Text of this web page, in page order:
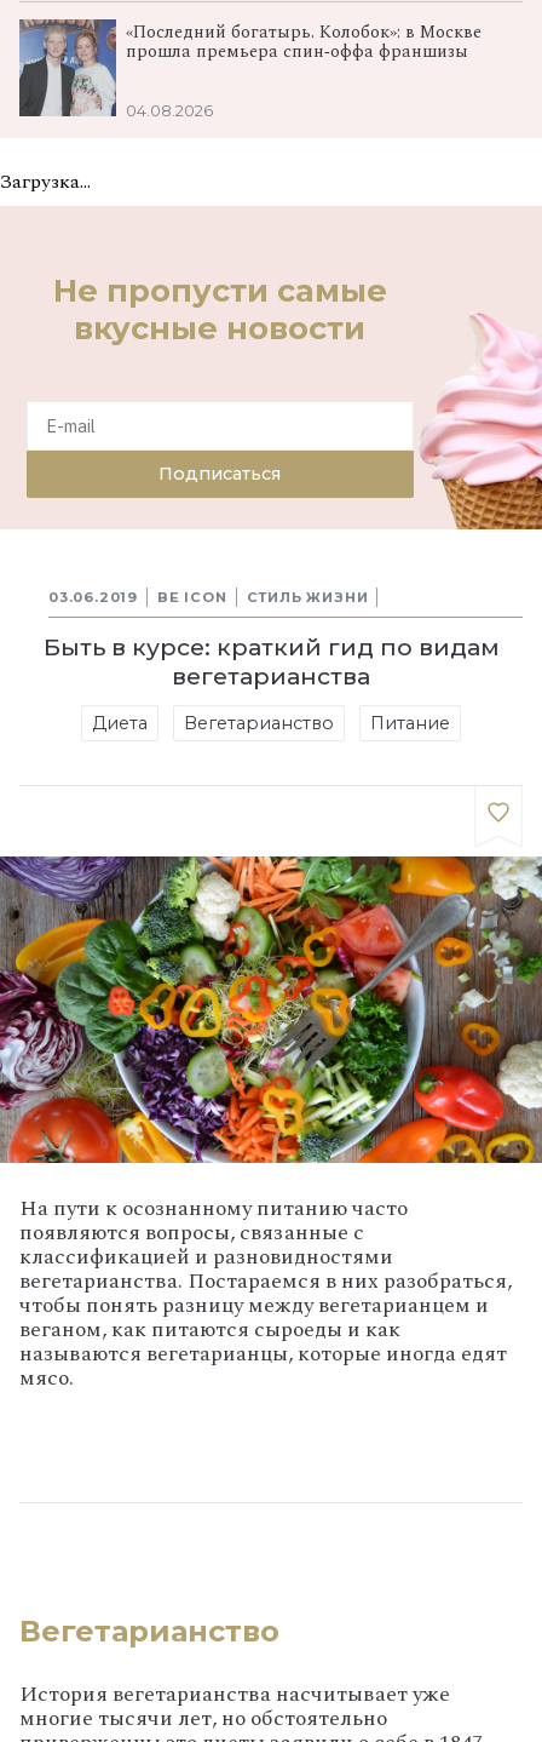
«Последний богатырь. Колобок»: в Москве
прошла премьера спин‑оффа франшизы
04.08.2026
Загрузка...
Не пропусти самые
вкусные новости
Подписаться
03.06.2019 BE ICON СТИЛЬ ЖИЗНИ
Быть в курсе: краткий гид по видам
вегетарианства
Диета Вегетарианство Питание
На пути к осознанному питанию часто
появляются вопросы, связанные с
классификацией и разновидностями
вегетарианства. Постараемся в них разобраться,
чтобы понять разницу между вегетарианцем и
веганом, как питаются сыроеды и как
называются вегетарианцы, которые иногда едят
мясо.
Вегетарианство
История вегетарианства насчитывает уже
многие тысячи лет, но обстоятельно